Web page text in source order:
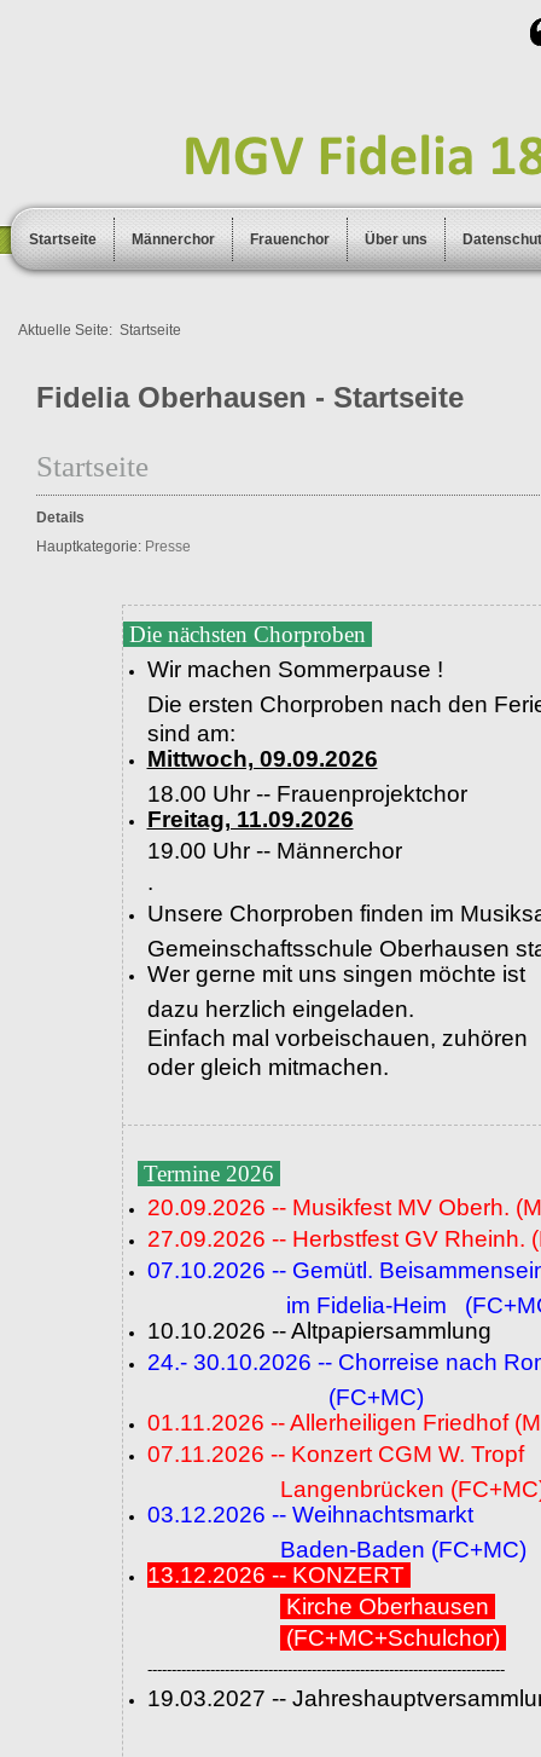
Startseite Männerchor Frauenchor Über uns
Aktuelle Seite: Startseite
Fidelia Oberhausen - Startseite
Startseite
Details
Hauptkategorie: Presse
Die nächsten Chorproben
Wir machen Sommerpause !
Die ersten Chorproben nach den
sind am:
Mittwoch, 09.09.2026
18.00 Uhr -- Frauenprojektchor
Freitag, 11.09.2026
19.00 Uhr -- Männerchor
.
Unsere Chorproben finden im
Gemeinschaftsschule Oberhausen
Wer gerne mit uns singen möchte ist
dazu herzlich eingeladen.
Einfach mal vorbeischauen, zuhören
oder gleich mitmachen.
Termine 2026
20.09.2026 -- Musikfest MV Oberh.
27.09.2026 -- Herbstfest GV Rheinh.
07.10.2026 -- Gemütl.
im Fidelia-Heim
10.10.2026 -- Altpapiersammlung
24.- 30.10.2026 -- Chorreise nach
(FC+MC)
01.11.2026 -- Allerheiligen Friedhof
07.11.2026 -- Konzert CGM W. Tropf
Langenbrücken
03.12.2026 -- Weihnachtsmarkt
Baden-Baden (FC+MC)
13.12.2026 -- KONZERT
Kirche Oberhausen
(FC+MC+Schulchor)
--------------------------------------------------------------------------
19.03.2027 --